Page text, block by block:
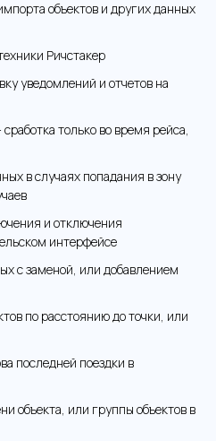
объектов и других данных
Ричстакер
уведомлений и отчетов на
только во время рейса,
в случаях попадания в зону
и отключения
интерфейсе
с заменой, или добавлением
по расстоянию до точки, или
последней поездки в
объекта, или группы объектов в